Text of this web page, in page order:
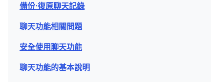
備份⋅復原聊天記錄
聊天功能相關問題
安全使用聊天功能
聊天功能的基本說明